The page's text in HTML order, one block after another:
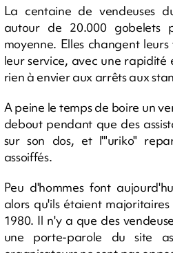
La centaine de vendeuses
autour de 20.000
moyenne. Elles changent
leur service, avec une
rien à envier aux arrêts aux
A peine le temps de boire un
debout pendant que des
sur son dos, et l'"uriko"
assoiffés.
Peu d'hommes font
alors qu'ils étaient
1980. Il n'y a que des
une porte-parole du site